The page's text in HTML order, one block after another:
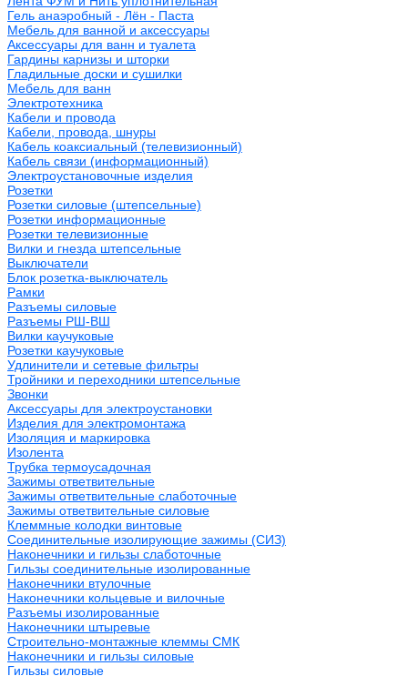
Гель анаэробный - Лён - Паста
Мебель для ванной и аксессуары
Аксессуары для ванн и туалета
Гардины карнизы и шторки
Гладильные доски и сушилки
Мебель для ванн
Электротехника
Кабели и провода
Кабели, провода, шнуры
Кабель коаксиальный (телевизионный)
Кабель связи (информационный)
Электроустановочные изделия
Розетки
Розетки силовые (штепсельные)
Розетки информационные
Розетки телевизионные
Вилки и гнезда штепсельные
Выключатели
Блок розетка-выключатель
Рамки
Разъемы силовые
Разъемы РШ-ВШ
Вилки каучуковые
Розетки каучуковые
Удлинители и сетевые фильтры
Тройники и переходники штепсельные
Звонки
Аксессуары для электроустановки
Изделия для электромонтажа
Изоляция и маркировка
Изолента
Трубка термоусадочная
Зажимы ответвительные
Зажимы ответвительные слаботочные
Зажимы ответвительные силовые
Клеммные колодки винтовые
Соединительные изолирующие зажимы (СИЗ)
Наконечники и гильзы слаботочные
Гильзы соединительные изолированные
Наконечники втулочные
Наконечники кольцевые и вилочные
Разъемы изолированные
Наконечники штыревые
Строительно-монтажные клеммы СМК
Наконечники и гильзы силовые
Гильзы силовые